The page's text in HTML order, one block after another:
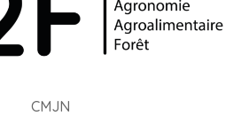
CMJN